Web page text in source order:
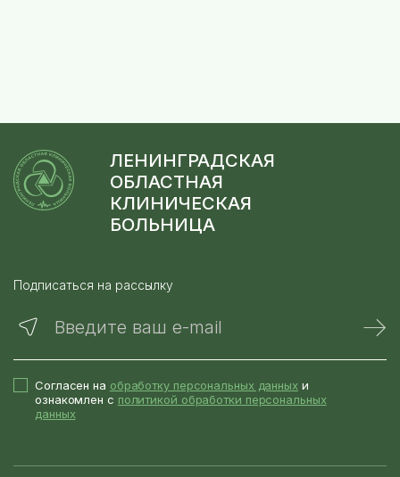
ЛЕНИНГРАДСКАЯ
ОБЛАСТНАЯ
КЛИНИЧЕСКАЯ
БОЛЬНИЦА
Подписаться на рассылку
Введите ваш e-mail
Согласен на обработку персональных данных и
ознакомлен с политикой обработки персональных
данных